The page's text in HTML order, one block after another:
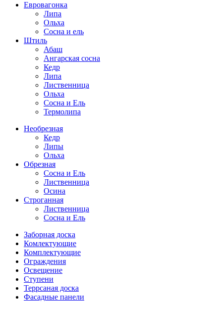
Евровагонка
Липа
Ольха
Сосна и ель
Штиль
Абаш
Ангарская сосна
Кедр
Липа
Лиственница
Ольха
Сосна и Ель
Термолипа
Необрезная
Кедр
Липы
Ольха
Обрезная
Cосна и Ель
Лиственница
Осина
Строганная
Лиственница
Сосна и Ель
Заборная доска
Комлектующие
Комплектующие
Ограждения
Освещение
Ступени
Террсаная доска
Фасадные панели